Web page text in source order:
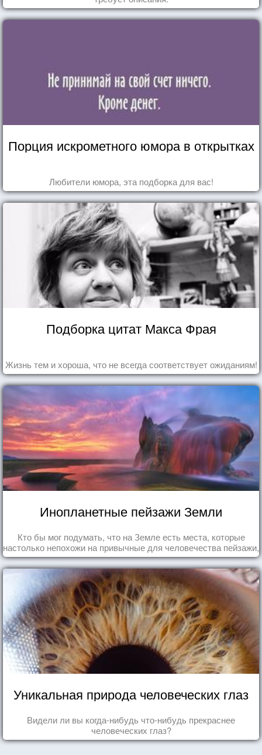
Порция искрометного юмора в открытках
Любители юмора, эта подборка для вас!
Подборка цитат Макса Фрая
Жизнь тем и хороша, что не всегда соответствует ожиданиям!
Инопланетные пейзажи Земли
Кто бы мог подумать, что на Земле есть места, которые
настолько непохожи на привычные для человечества пейзажи,
что кажутся и вовсе инопланетными!
Уникальная природа человеческих глаз
Видели ли вы когда-нибудь что-нибудь прекраснее
человеческих глаз?